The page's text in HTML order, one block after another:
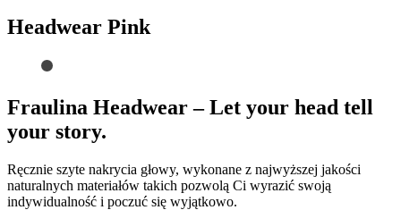
Headwear Pink
Fraulina Headwear – Let your head tell
your story.
Ręcznie szyte nakrycia głowy, wykonane z najwyższej jakości
naturalnych materiałów takich pozwolą Ci wyrazić swoją
indywidualność i poczuć się wyjątkowo.